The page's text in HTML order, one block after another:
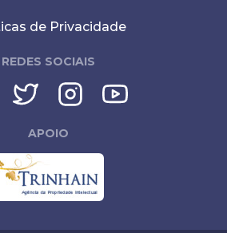
de Privacidade
REDES SOCIAIS
APOIO